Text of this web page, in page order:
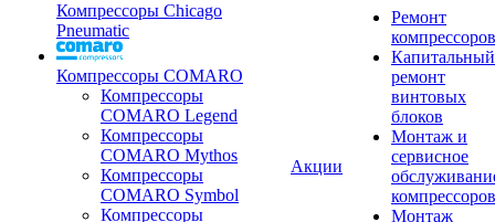
Компрессоры Chicago
Pneumatic
Компрессоры COMARO
Компрессоры
COMARO Legend
Компрессоры
COMARO Mythos
Компрессоры
COMARO Symbol
Компрессоры
Акции
Ремонт
компрессоров
Капитальный
ремонт
винтовых
блоков
Монтаж и
сервисное
компрессоров
Монтаж